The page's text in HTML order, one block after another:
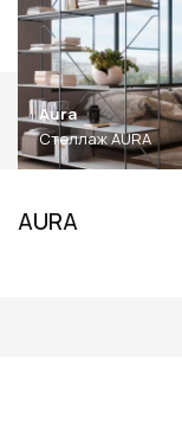
AURA
Aura
Стеллаж AURA